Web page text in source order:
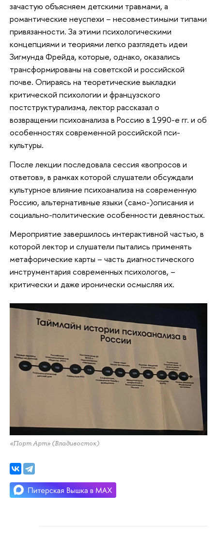
зачастую объясняем детскими травмами, а
романтические неуспехи – несовместимыми типами
привязанности. За этими психологическими
концепциями и теориями легко разглядеть идеи
Зигмунда Фрейда, которые, однако, оказались
трансформированы на советской и российской
почве. Опираясь на теоретические выкладки
критической психологии и французского
постструктурализма, лектор рассказал о
возвращении психоанализа в Россию в 1990-е гг. и об
особенностях современной российской пси-
культуры.
После лекции последовала сессия «вопросов и
ответов», в рамках которой слушатели обсуждали
культурное влияние психоанализа на современную
Россию, альтернативные языки (само-)описания и
социально-политические особенности девяностых.
Мероприятие завершилось интерактивной частью, в
которой лектор и слушатели пытались применять
метафорические карты – часть диагностического
инструментария современных психологов, –
критически и даже иронически осмысляя их.
«Порт Арт» (Владивосток)